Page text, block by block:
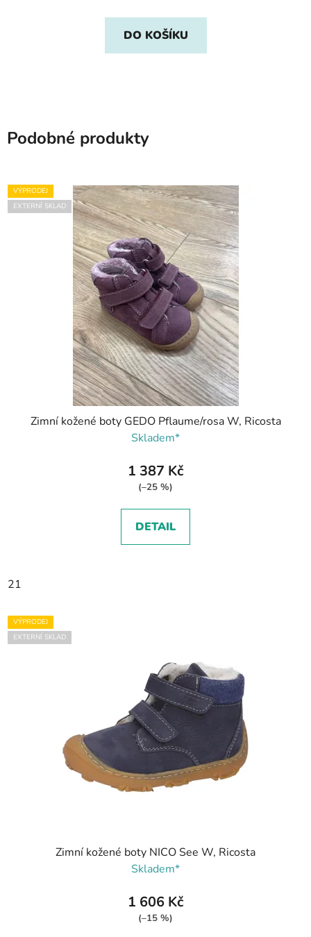
DO KOŠÍKU
Podobné produkty
VÝPRODEJ
EXTERNÍ SKLAD
Zimní kožené boty GEDO Pflaume/rosa W, Ricosta
Skladem*
1 387 Kč
(–25 %)
DETAIL
21
VÝPRODEJ
EXTERNÍ SKLAD
Zimní kožené boty NICO See W, Ricosta
Skladem*
1 606 Kč
(–15 %)